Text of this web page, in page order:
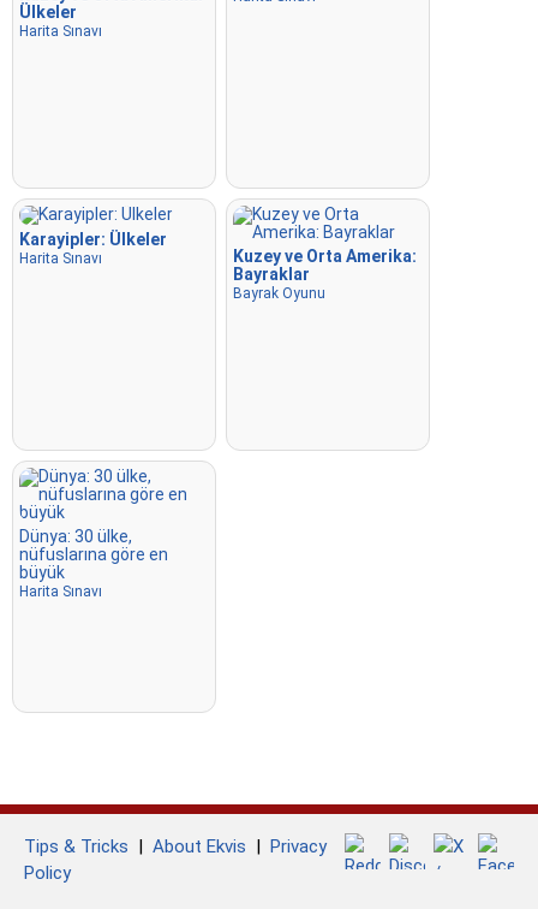
Ülkeler
Harita Sınavı
Karayipler: Ülkeler
Harita Sınavı
Kuzey ve Orta Amerika:
Bayraklar
Bayrak Oyunu
Dünya: 30 ülke,
nüfuslarına göre en
büyük
Harita Sınavı
Tips & Tricks | About Ekvis | Privacy
Policy